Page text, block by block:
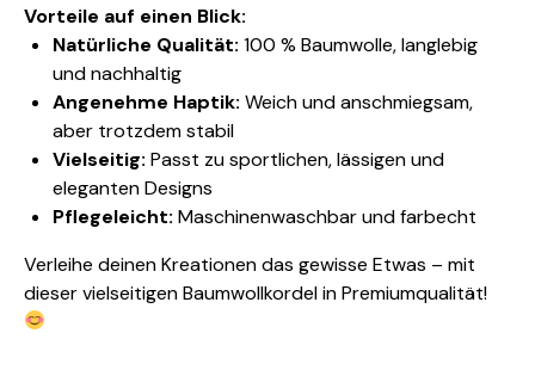
Vorteile auf einen Blick:
Natürliche Qualität: 100 % Baumwolle, langlebig
und nachhaltig
Angenehme Haptik: Weich und anschmiegsam,
aber trotzdem stabil
Vielseitig: Passt zu sportlichen, lässigen und
eleganten Designs
Pflegeleicht: Maschinenwaschbar und farbecht
Verleihe deinen Kreationen das gewisse Etwas – mit
dieser vielseitigen Baumwollkordel in Premiumqualität!